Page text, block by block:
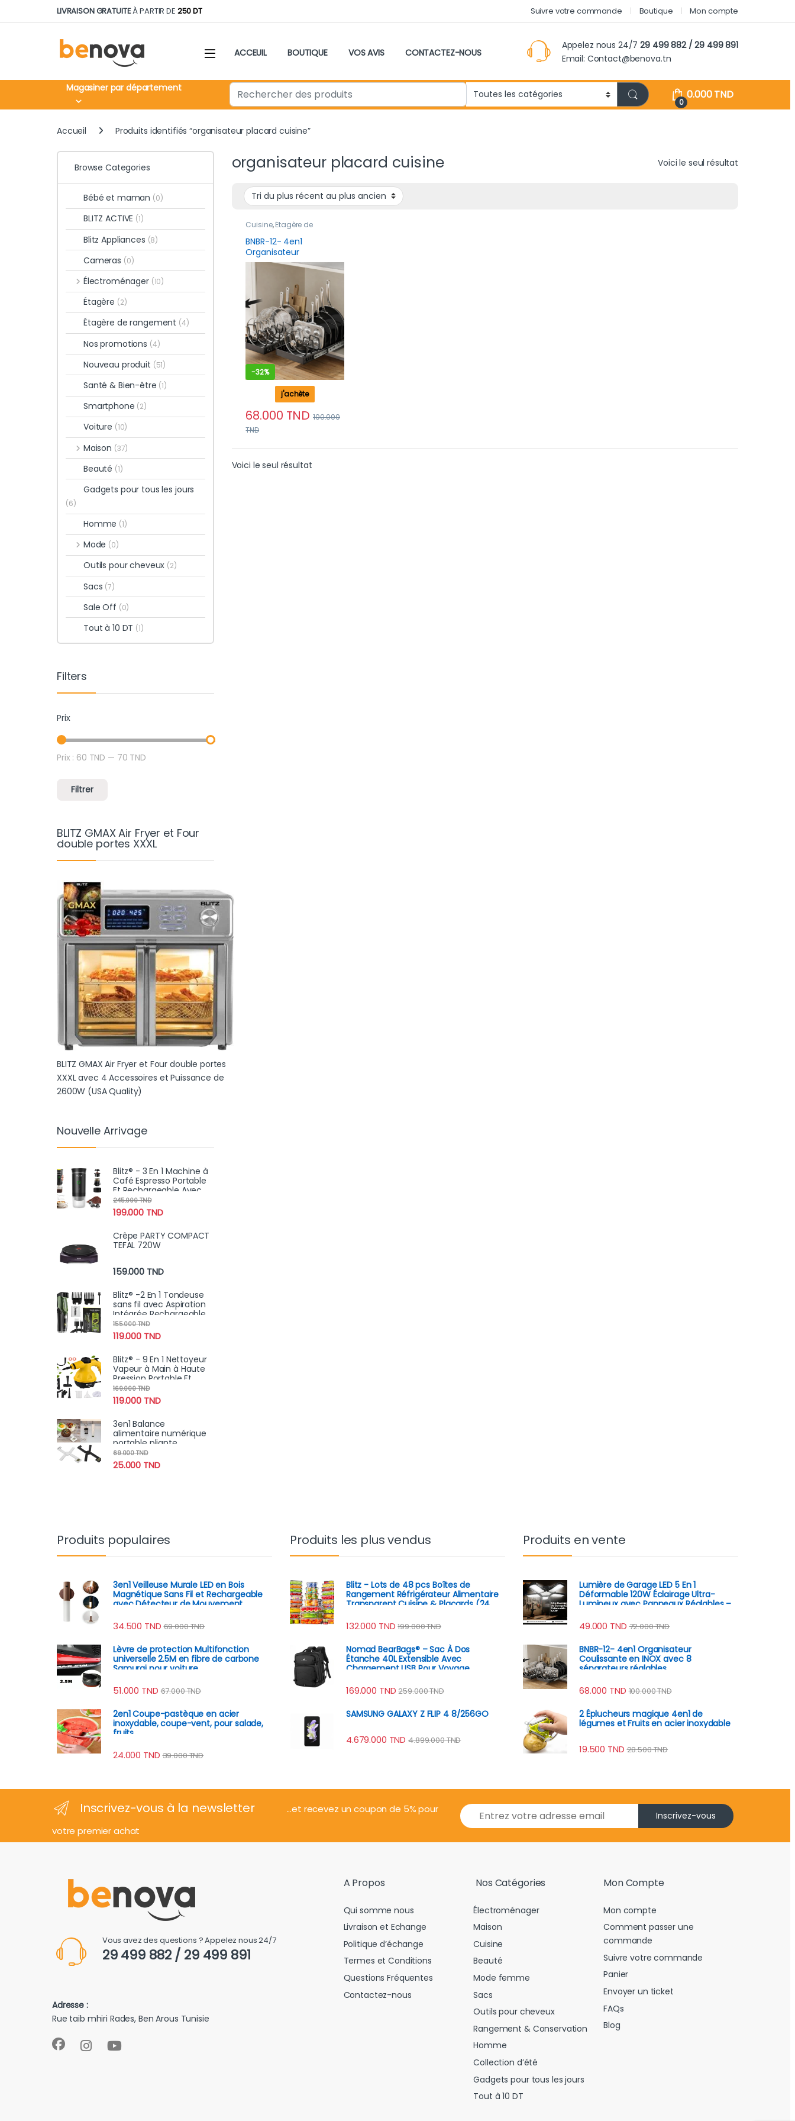
Skip to navigation
Skip to contentLIVRAISON GRATUITEÀ PARTIR DE 250 DT Suivre votre commande Boutique Mon compte
ACCEUIL BOUTIQUE VOS AVIS CONTACTEZ-NOUS
Appelez nous 24/729 499 882 / 29 499 891
Email: Contact@benova.tn
Magasiner par département Search for:
0
0.000TND
Accueil Produits identifiés “organisateur placard cuisine”
organisateur placard cuisine Voici le seul résultat
Cuisine,Étagère de
rangement ,Nouveau
produit,Rangement &
Conservation
BNBR-12- 4en1
Organisateur
Coulissante en INOX
avec 8 séparateurs
réglables
-32%
68.000 TND 100.000
TND
j'achète
Voici le seul résultat
Browse Categories
Bébé et maman (0)
BLITZ ACTIVE (1)
Blitz Appliances (8)
Cameras (0)
Électroménager (10)
Étagère (2)
Étagère de rangement (4)
Nos promotions (4)
Nouveau produit (51)
Santé & Bien-être (1)
Smartphone (2)
Voiture (10)
Maison (37)
Beauté (1)
Gadgets pour tous les jours
(6)
Homme (1)
Mode (0)
Outils pour cheveux (2)
Sacs (7)
Sale Off (0)
Tout à 10 DT (1)
Filters
Prix
Prix min
Prix max
Filtrer
Prix : 60 TND — 70 TND
BLITZ GMAX Air Fryer et Four
double portes XXXL
BLITZ GMAX Air Fryer et Four double portes
XXXL avec 4 Accessoires et Puissance de
2600W (USA Quality)
Nouvelle Arrivage
Blitz® - 3 En 1 Machine à
Café Espresso Portable
Et Rechargeable Avec
Chauffage Intégré
199.000 TND
245.000TND
Crêpe PARTY COMPACT
TEFAL 720W
159.000 TND
Blitz® -2 En 1 Tondeuse
sans fil avec Aspiration
Intégrée Rechargeable
et Étanche Pour Un
Rasage Propre et Précis
119.000 TND
155.000TND
Blitz® - 9 En 1 Nettoyeur
Vapeur à Main à Haute
Pression Portable Et
Multifonction Pour Un
Nettoyage Écologique
119.000 TND
169.000TND
3en1 Balance
alimentaire numérique
portable pliante
compacte, très précise
avec écran LCD 5Kg
25.000 TND
69.000TND
Produits populaires
3en1 Veilleuse Murale LED en Bois
Magnétique Sans Fil et Rechargeable
avec Détecteur de Mouvement
34.500 TND 69.000TND
Lèvre de protection Multifonction
universelle 2.5M en fibre de carbone
Samurai pour voiture
51.000 TND 67.000TND
2en1 Coupe-pastèque en acier
inoxydable, coupe-vent, pour salade,
fruits
24.000 TND 39.000TND
Produits les plus vendus
Blitz - Lots de 48 pcs Boîtes de
Rangement Réfrigérateur Alimentaire
Transparent Cuisine & Placards (24
132.000 TND 199.000TND
Nomad BearBags® – Sac À Dos
Étanche 40L Extensible Avec
Chargement USB Pour Voyage
169.000 TND 259.000TND
SAMSUNG GALAXY Z FLIP 4 8/256GO
4.679.000 TND 4.899.000TND
Produits en vente
Lumière de Garage LED 5 En 1
Déformable 120W Éclairage Ultra-
Lumineux avec Panneaux Réglables –
49.000 TND 72.000TND
BNBR-12- 4en1 Organisateur
Coulissante en INOX avec 8
séparateurs réglables
68.000 TND 100.000TND
2 Éplucheurs magique 4en1 de
légumes et Fruits en acier inoxydable
19.500 TND 28.500TND
Inscrivez-vous à la newsletter
...et recevez un coupon de 5% pour
votre premier achat
E
m
i
Inscrivez-vous
Vous avez des questions ? Appelez nous 24/7
29 499 882 / 29 499 891
Adresse :
Rue taib mhiri Rades, Ben Arous Tunisie
A Propos
Qui somme nous
Livraison et Echange
Politique d’échange
Termes et Conditions
Questions Fréquentes
Contactez-nous
Nos Catégories
Électroménager
Maison
Cuisine
Beauté
Mode femme
Sacs
Outils pour cheveux
Rangement & Conservation
Homme
Collection d’été
Gadgets pour tous les jours
Tout à 10 DT
Mon Compte
Mon compte
Comment passer une
commande
Suivre votre commande
Panier
Envoyer un ticket
FAQs
Blog